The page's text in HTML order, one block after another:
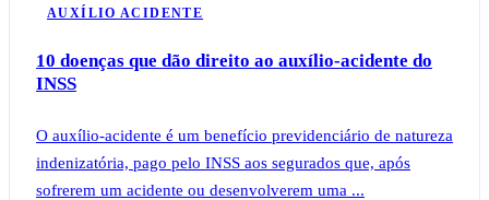
AUXÍLIO ACIDENTE
10 doenças que dão direito ao auxílio-acidente do
INSS
O auxílio-acidente é um benefício previdenciário de natureza
indenizatória, pago pelo INSS aos segurados que, após
sofrerem um acidente ou desenvolverem uma ...